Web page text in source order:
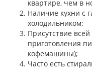
квартире, чем в
Наличие кухни с
холодильником;
Присутствие
приготовления
кофемашины);
Часто есть